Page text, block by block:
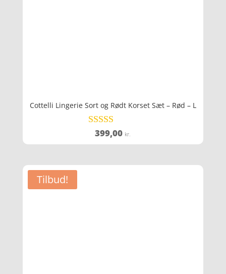
Cottelli Lingerie Sort og Rødt Korset Sæt – Rød – L
Vurderet
4.7
399,00 kr.
Tilbud!